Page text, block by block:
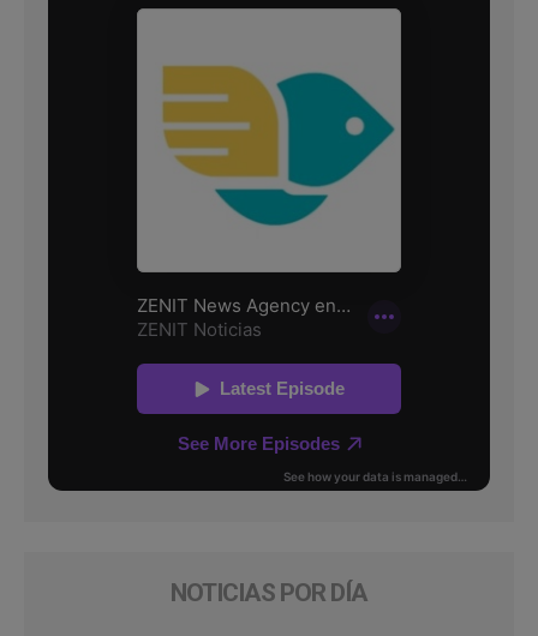
NOTICIAS POR DÍA